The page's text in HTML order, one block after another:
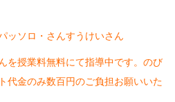
ッソロ・さんすうけいさん
を授業料無料にて指導中です。のび
代金のみ数百円のご負担お願いいた